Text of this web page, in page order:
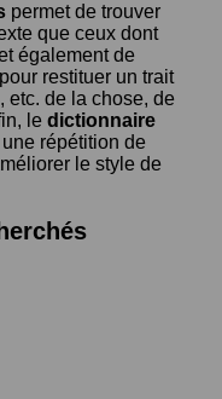
permet de trouver
que ceux dont
également de
restituer un trait
etc. de la chose, de
le dictionnaire
une répétition de
le style de